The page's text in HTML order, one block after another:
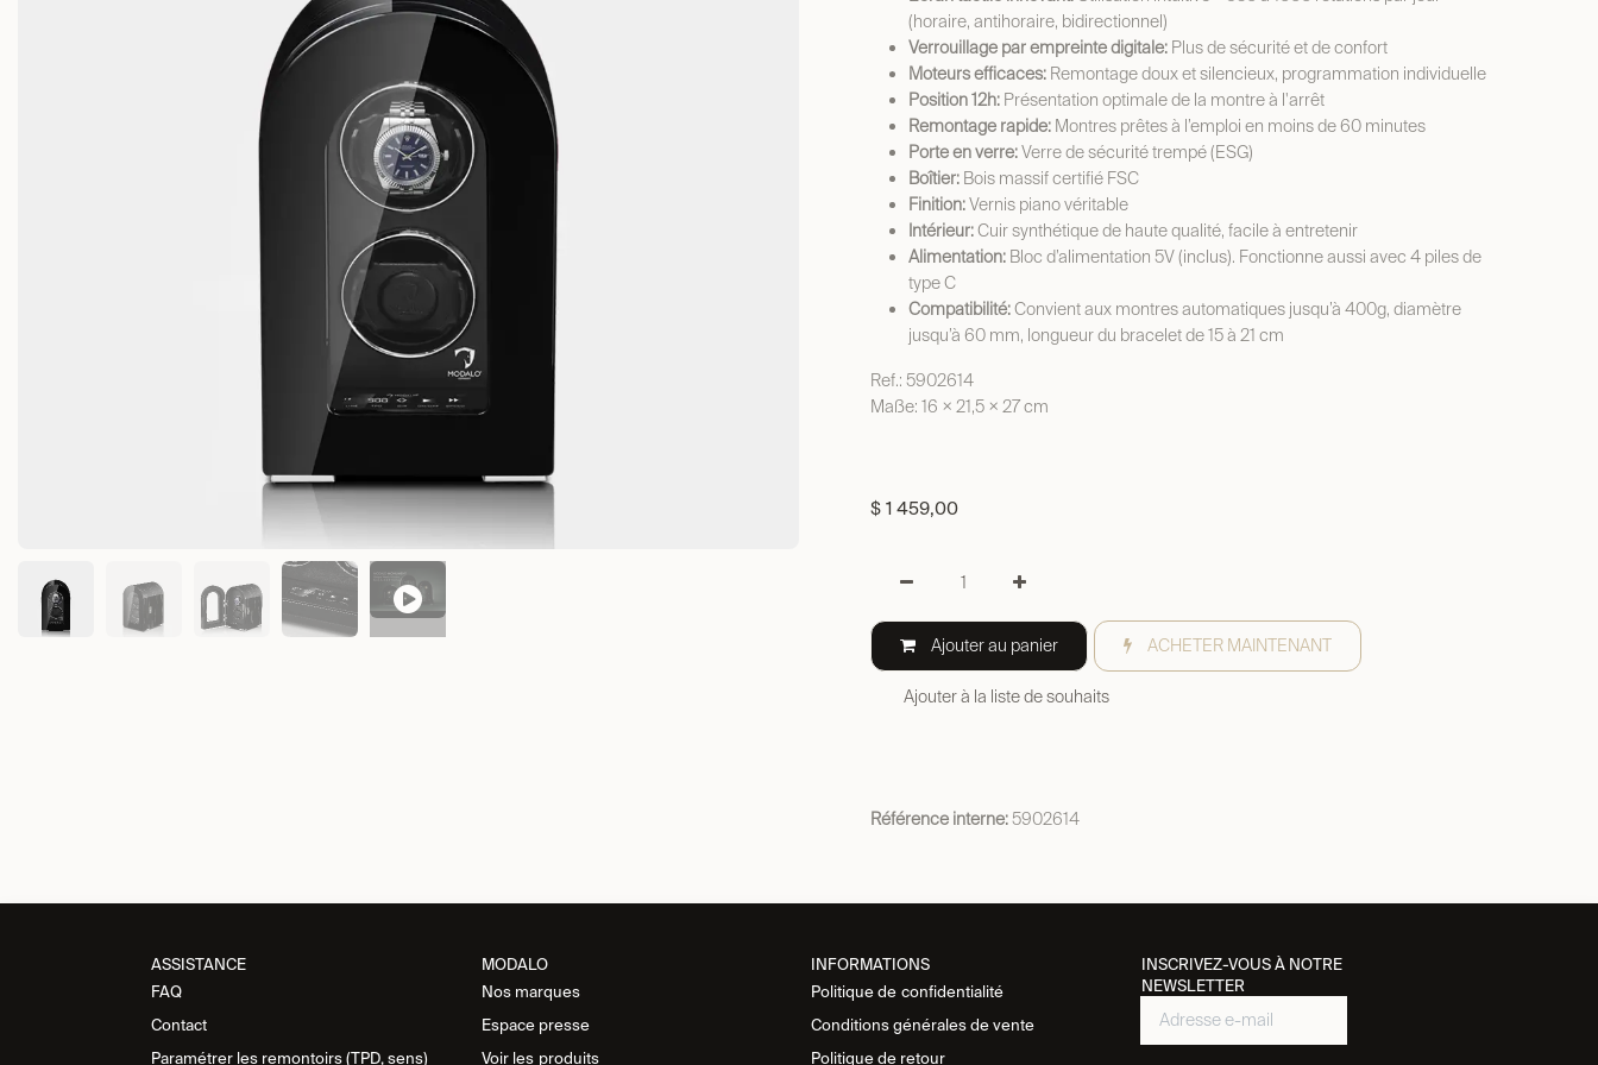
(horaire, antihoraire, bidirectionnel)
Verrouillage par empreinte digitale: Plus de sécurité et de confort
Moteurs efficaces: Remontage doux et silencieux, programmation individuelle
Position 12h: Présentation optimale de la montre à l'arrêt
Remontage rapide: Montres prêtes à l’emploi en moins de 60 minutes
Porte en verre:Verre de sécurité trempé (ESG)
Boîtier: Bois massif certifié FSC
Finition:Vernis piano véritable
Intérieur:Cuir synthétique de haute qualité, facile à entretenir
Alimentation: Bloc d’alimentation 5V (inclus). Fonctionne aussi avec 4 piles de
type C
Compatibilité:Convient aux montres automatiques jusqu’à 400g, diamètre
jusqu’à 60 mm, longueur du bracelet de 15 à 21 cm
Ref.: 5902614
Maße: 16 × 21,5 × 27 cm
$ 1 459,00
Ajouter au panier ACHETER MAINTENANT
Ajouter à la liste de souhaits
Référence interne:5902614
MODALO
Nos marques
Espace presse
Voir les produits
INSCRIVEZ-VOUS À NOTRE
NEWSLETTER
ASSISTANCE​
FAQ
Contact
Paramétrer les remontoirs (TPD, sens)
INFORMATIONS
Politique de confidentialité
Conditions générales de vente
Politique de retour